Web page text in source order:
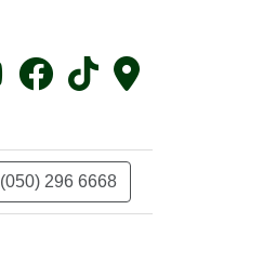
(050) 296 6668